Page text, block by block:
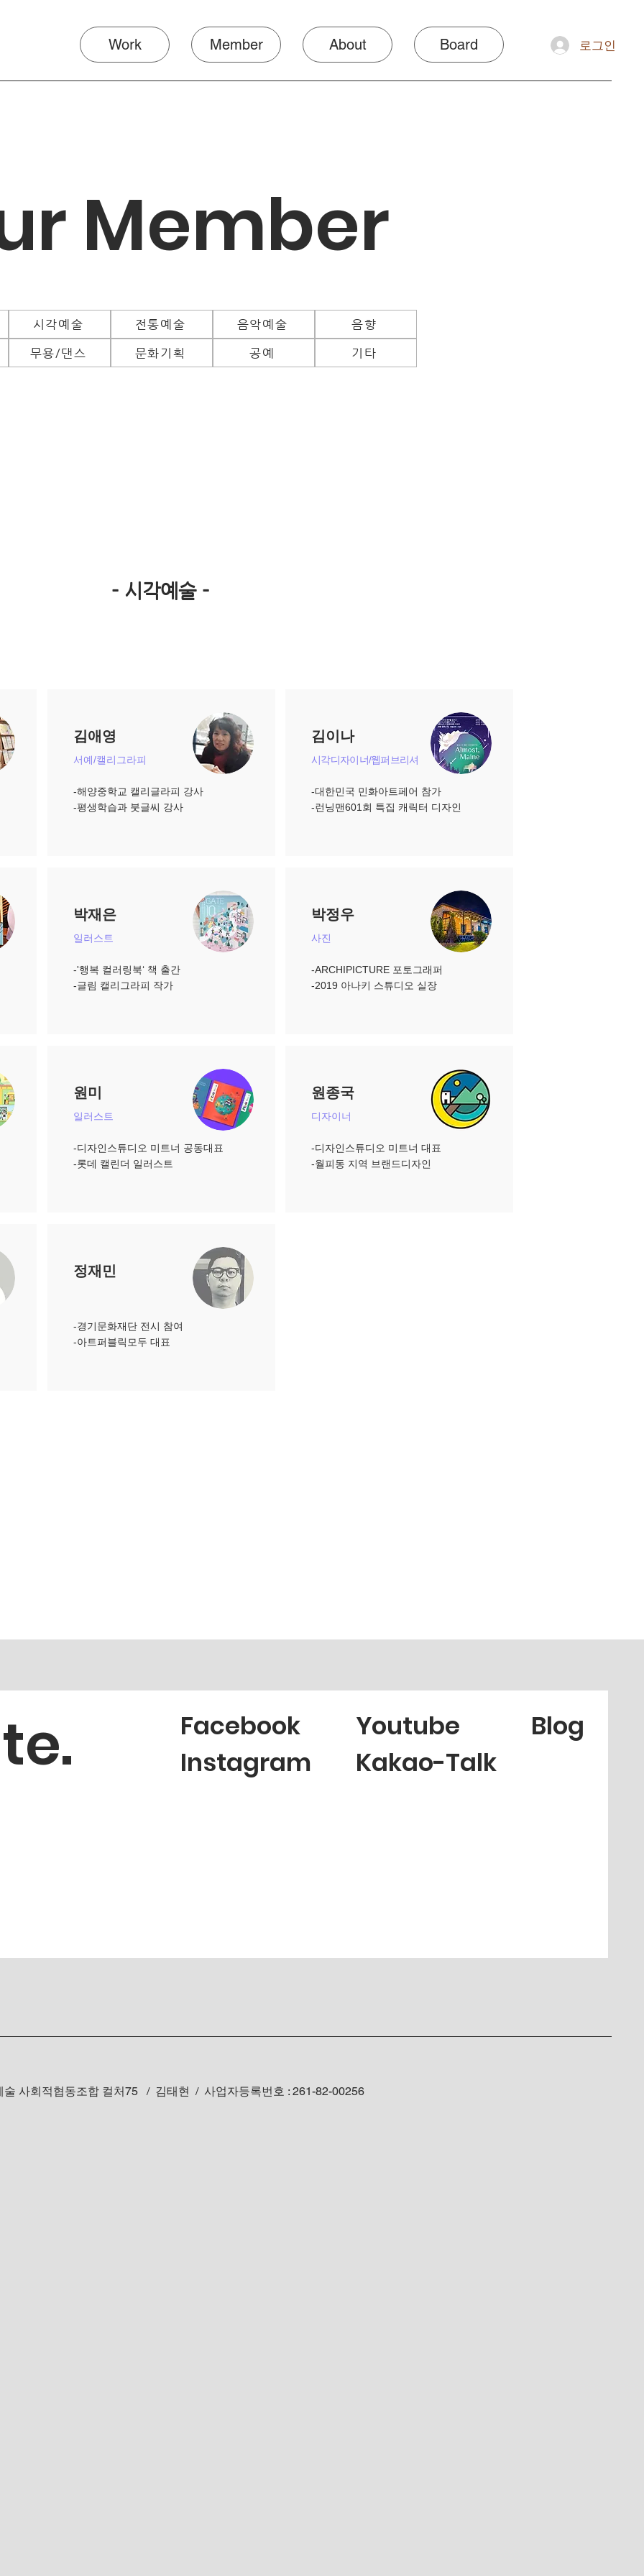
Work Member About Board 로그인
Member
시각예술 전통예술 음악예술
음향
무용/댄스
문화기획 공예 기타
​- 시각예술 -
김애영
서예/캘리그라피
-해양중학교 캘리글라피 강사
​-평생학습과 붓글씨 강사
박재은
일러스트
-'행복 컬러링북‘ 책 출간
​-글림 캘리그라피 작가
원미
일러스트
-디자인스튜디오 미트너 공동대표
​-롯데 캘린더 일러스트
정재민
-경기문화재단 전시 참여
​-아트퍼블릭모두 대표
김이나
시각디자이너/웹퍼브리셔
-대한민국 민화아트페어 참가
​-런닝맨601회 특집 캐릭터 디자인
박정우
사진
-ARCHIPICTURE 포토그래퍼
​-2019 아나키 스튜디오 실장
원종국
​디자이너
-디자인스튜디오 미트너 대표
​-월피동 지역 브랜드디자인
Facebook
Instagram
Youtube
Blog
Kakao-Talk
술 사회적협동조합 컬처75 / 김태현 / 사업자등록번호 : 261-82-00256